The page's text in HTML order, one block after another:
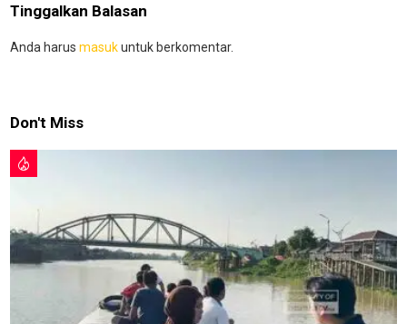
Tinggalkan Balasan
Anda harus masukuntuk berkomentar.
Don't Miss